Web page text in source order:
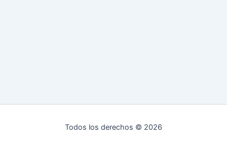
Todos los derechos © 2026